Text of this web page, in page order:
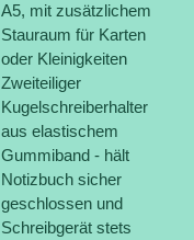
A5, mit zusätzlichem
Stauraum für Karten
oder Kleinigkeiten
Zweiteiliger
Kugelschreiberhalter
aus elastischem
Gummiband - hält
Notizbuch sicher
geschlossen und
Schreibgerät stets